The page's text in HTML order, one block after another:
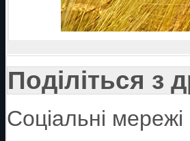
Поділіться з
Соціальні мережі